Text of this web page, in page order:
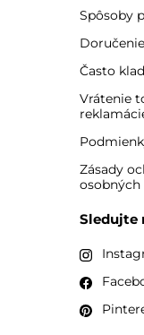
Spôsoby
Doručenie
Často
Vrátenie
Zásady
osobných
Sledujte